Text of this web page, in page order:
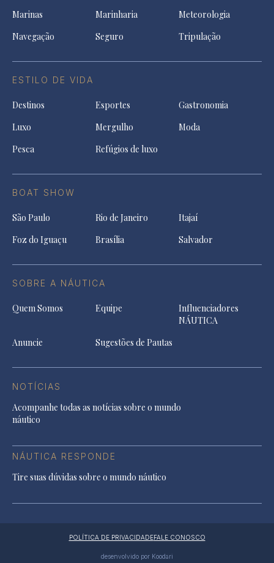
Marinas
Marinharia
Meteorologia
Navegação
Seguro Tripulação
ESTILO DE VIDA
Destinos Esportes
Gastronomia
Luxo
Mergulho
Moda
Pesca
Refúgios de luxo
BOAT SHOW
São Paulo Rio de Janeiro
Itajaí
Foz do Iguaçu
Brasília Salvador
SOBRE A NÁUTICA
Quem Somos Equipe
Influenciadores
NÁUTICA
Anuncie
Sugestões de Pautas
NOTÍCIAS
Acompanhe todas as notícias sobre o mundo
náutico
NÁUTICA RESPONDE
Tire suas dúvidas sobre o mundo náutico
POLÍTICA DE PRIVACIDADEFALE CONOSCO
desenvolvido por Koodari